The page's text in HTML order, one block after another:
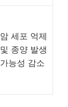
암 세포 억제
및 종양 발생
가능성 감소